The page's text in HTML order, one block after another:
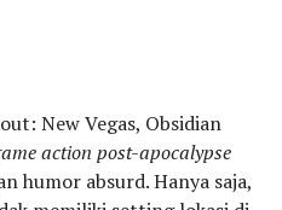
New Vegas, Obsidian
action post-apocalypse
humor absurd. Hanya saja,